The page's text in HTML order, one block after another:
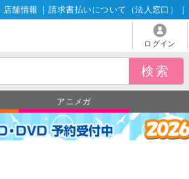
店舗情報 請求書払いについて（法人窓口）
ログイン
アニメガ